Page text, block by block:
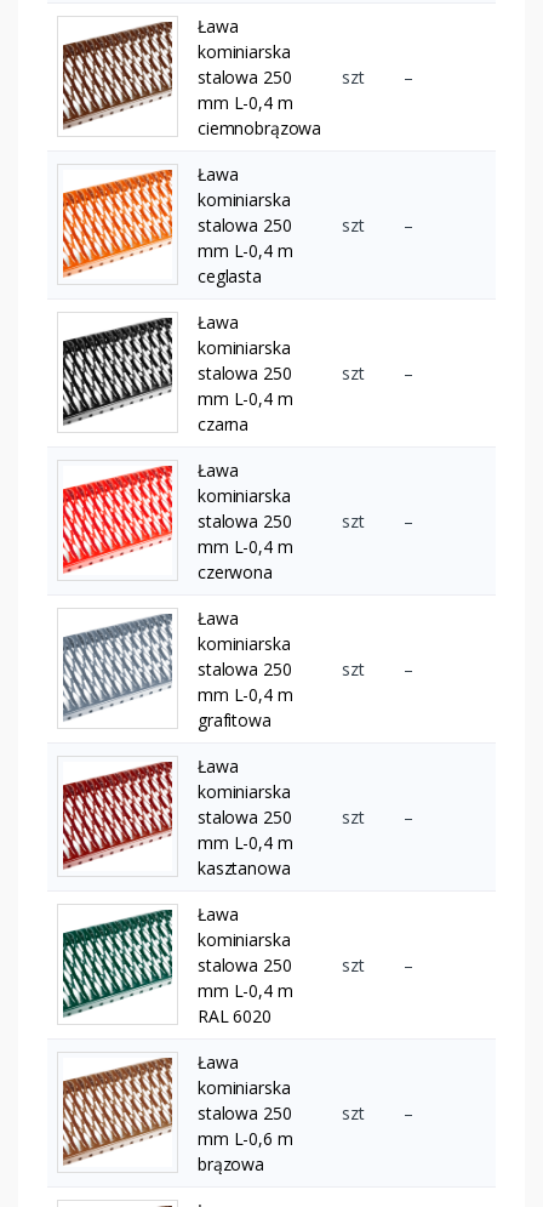
Ława
kominiarska
stalowa 250
mm L-0,4 m
ciemnobrązowa
szt –
Ława
kominiarska
stalowa 250
mm L-0,4 m
ceglasta
szt –
Ława
kominiarska
stalowa 250
mm L-0,4 m
czarna
szt –
Ława
kominiarska
stalowa 250
mm L-0,4 m
czerwona
szt –
Ława
kominiarska
stalowa 250
mm L-0,4 m
grafitowa
szt –
Ława
kominiarska
stalowa 250
mm L-0,4 m
kasztanowa
szt –
Ława
kominiarska
stalowa 250
mm L-0,4 m
RAL 6020
szt –
Ława
kominiarska
stalowa 250
mm L-0,6 m
brązowa
szt –